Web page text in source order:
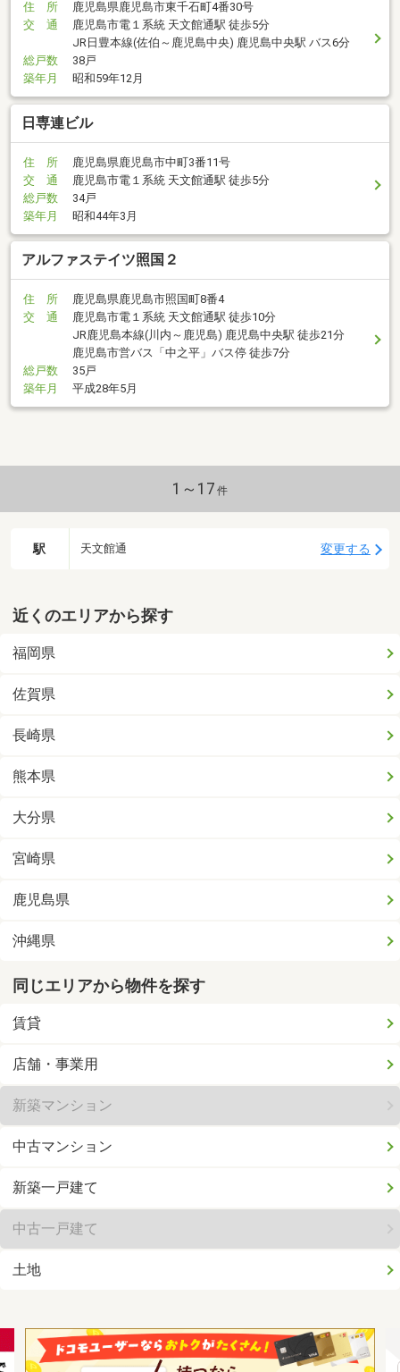
住 所
鹿児島県鹿児島市東千石町4番30号
交 通
鹿児島市電１系統 天文館通駅 徒歩5分
JR日豊本線(佐伯～鹿児島中央) 鹿児島中央駅 バス6分
総戸数
38戸
築年月
昭和59年12月
日専連ビル
住 所
鹿児島県鹿児島市中町3番11号
交 通
鹿児島市電１系統 天文館通駅 徒歩5分
総戸数
34戸
築年月
昭和44年3月
アルファステイツ照国２
住 所
鹿児島県鹿児島市照国町8番4
交 通
鹿児島市電１系統 天文館通駅 徒歩10分
JR鹿児島本線(川内～鹿児島) 鹿児島中央駅 徒歩21分
鹿児島市営バス「中之平」バス停 徒歩7分
総戸数
35戸
築年月
平成28年5月
1～17 件
駅 天文館通 変更する
近くのエリアから探す
福岡県
佐賀県
長崎県
熊本県
大分県
宮崎県
鹿児島県
沖縄県
同じエリアから物件を探す
賃貸
店舗・事業用
新築マンション
中古マンション
新築一戸建て
中古一戸建て
土地